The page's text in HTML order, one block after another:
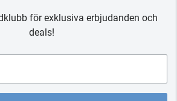
för exklusiva erbjudanden och
deals!